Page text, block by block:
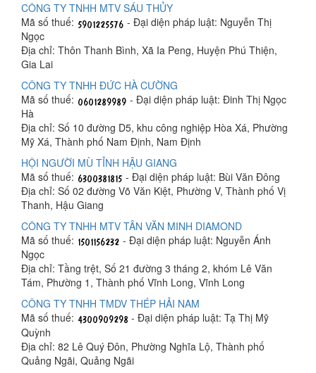
CÔNG TY TNHH MTV SÁU THỦY
Mã số thuế:
- Đại diện pháp luật: Nguyễn Thị
Ngọc
Địa chỉ: Thôn Thanh Bình, Xã Ia Peng, Huyện Phú Thiện,
Gia Lai
CÔNG TY TNHH ĐỨC HÀ CƯỜNG
Mã số thuế:
- Đại diện pháp luật: Đinh Thị Ngọc
Hà
Địa chỉ: Số 10 đường D5, khu công nghiệp Hòa Xá, Phường
Mỹ Xá, Thành phố Nam Định, Nam Định
HỘI NGƯỜI MÙ TỈNH HẬU GIANG
Mã số thuế:
- Đại diện pháp luật: Bùi Văn Đông
Địa chỉ: Số 02 đường Võ Văn Kiệt, Phường V, Thành phố Vị
Thanh, Hậu Giang
CÔNG TY TNHH MTV TÂN VĂN MINH DIAMOND
Mã số thuế:
- Đại diện pháp luật: Nguyễn Ánh
Ngọc
Địa chỉ: Tầng trệt, Số 21 đường 3 tháng 2, khóm Lê Văn
Tám, Phường 1, Thành phố Vĩnh Long, Vĩnh Long
CÔNG TY TNHH TMDV THÉP HẢI NAM
Mã số thuế:
- Đại diện pháp luật: Tạ Thị Mỹ
Quỳnh
Địa chỉ: 82 Lê Quý Đôn, Phường Nghĩa Lộ, Thành phố
Quảng Ngãi, Quảng Ngãi